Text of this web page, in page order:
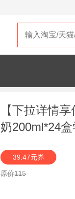
【下拉详情
奶200ml*24
39.47元券
原价115